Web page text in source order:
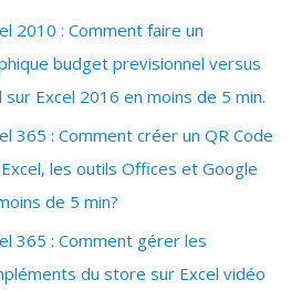
2010 : Comment faire un
budget previsionnel versus
sur Excel 2016 en moins de 5 min.
365 : Comment créer un QR Code
les outils Offices et Google
de 5 min?
365 : Comment gérer les
du store sur Excel vidéo